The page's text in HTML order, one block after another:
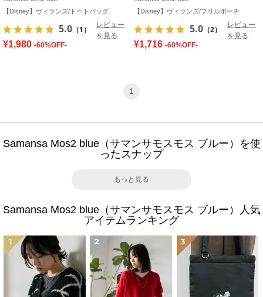
【Disney】ヴィランズ/トートバッグ
5.0 （1）
レビュー
を見る
¥1,980 -60%OFF-
【Disney】ヴィランズ/フリルポーチ
5.0 （2）
レビュー
を見る
¥1,716 -60%OFF-
1
Samansa Mos2 blue（サマンサモスモス ブルー）を使
ったスナップ
もっと見る
Samansa Mos2 blue（サマンサモスモス ブルー）人気
アイテムランキング
1 2 3